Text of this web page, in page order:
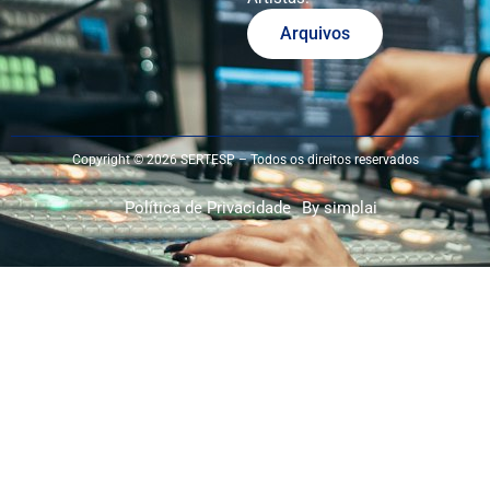
Arquivos
Copyright © 2026 SERTESP – Todos os direitos reservados
Política de Privacidade By simplai